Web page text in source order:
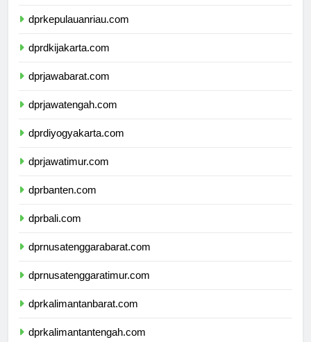
dprkepulauanriau.com
dprdkijakarta.com
dprjawabarat.com
dprjawatengah.com
dprdiyogyakarta.com
dprjawatimur.com
dprbanten.com
dprbali.com
dprnusatenggarabarat.com
dprnusatenggaratimur.com
dprkalimantanbarat.com
dprkalimantantengah.com